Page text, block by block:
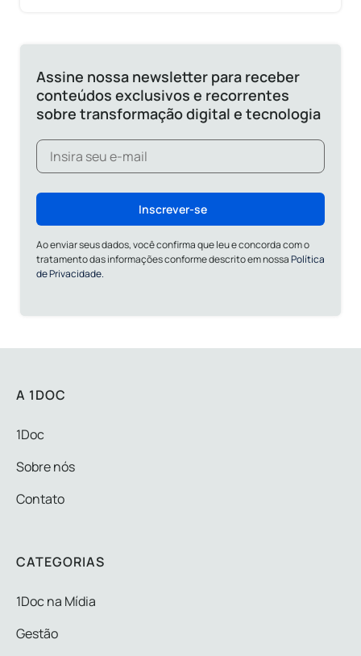
Assine nossa newsletter para receber
conteúdos exclusivos e recorrentes
sobre transformação digital e tecnologia
Inscrever-se
Ao enviar seus dados, você confirma que leu e concorda com o
tratamento das informações conforme descrito em nossaPolítica
de Privacidade.
A 1DOC
1Doc
Sobre nós
Contato
CATEGORIAS
1Doc na Mídia
Gestão